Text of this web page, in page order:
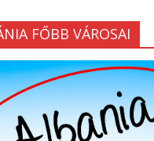
FŐBB VÁROSAI